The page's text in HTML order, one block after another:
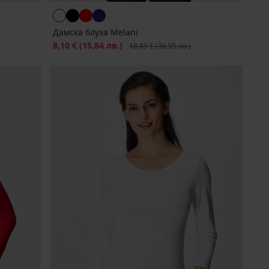
Дамска блуза Melani
Намаление
8,10 € (15,84 лв.) Първоначална цена
18,89 €(36,95 лв.)